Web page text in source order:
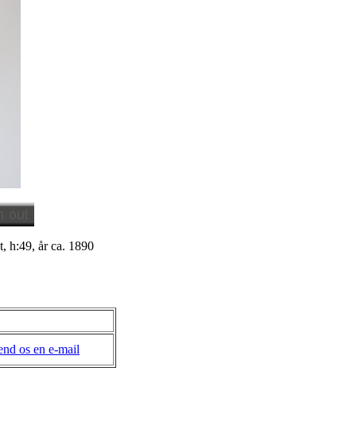
h:49, år ca. 1890
os en e-mail